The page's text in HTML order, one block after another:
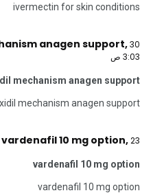
ivermectin for skin conditions
anagen support,
3:03 ص
mechanism anagen support
mechanism anagen support
vardenafil 10 mg option,23 يوليو 2026 @ 8:05 م
vardenafil 10 mg option
vardenafil 10 mg option